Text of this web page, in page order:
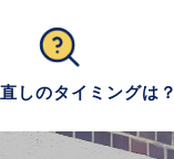
しのタイミングは？